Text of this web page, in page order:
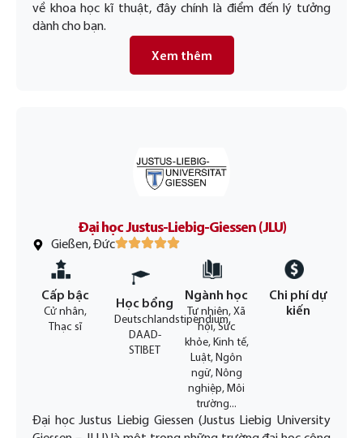
về khoa học kĩ thuật, đây chính là điểm đến lý tưởng
dành cho bạn.
Xem thêm
Đại học Justus-Liebig-Giessen (JLU)
Gießen, Đức
Cấp bậc
Cử nhân,
Thạc sĩ
Học bổng
Deutschlandstipendium,
DAAD-
STIBET
Ngành học
Tự nhiên, Xã
hội, Sức
khỏe, Kinh tế,
Luật, Ngôn
ngữ, Nông
nghiệp, Môi
trường...
Chi phí dự
kiến
Đại học Justus Liebig Giessen (Justus Liebig University